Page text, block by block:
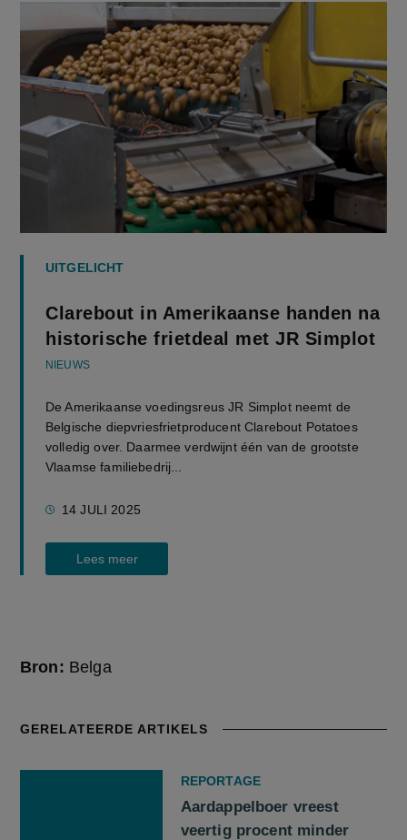
UITGELICHT
Clarebout in Amerikaanse handen na
historische frietdeal met JR Simplot
NIEUWS
De Amerikaanse voedingsreus JR Simplot neemt de
Belgische diepvriesfrietproducent Clarebout Potatoes
volledig over. Daarmee verdwijnt één van de grootste
Vlaamse familiebedrij...
14 JULI 2025
Lees meer
Bron: Belga
GERELATEERDE ARTIKELS
REPORTAGE
Aardappelboer vreest
veertig procent minder